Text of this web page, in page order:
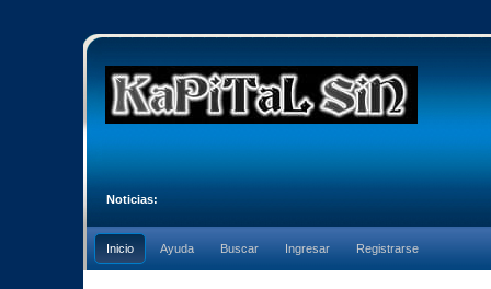
Noticias:
Inicio Ayuda Buscar Ingresar Registrarse